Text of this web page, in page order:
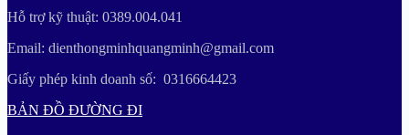
Hỗ trợ kỹ thuật: 0389.004.041
Email: dienthongminhquangminh@gmail.com
Giấy phép kinh doanh số: 0316664423
BẢN ĐỒ ĐƯỜNG ĐI